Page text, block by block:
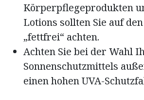
Körperpflegeprodukten
Lotions sollten Sie auf
„fettfrei“ achten.
Achten Sie bei der Wahl
Sonnenschutzmittels
einen hohen UVA-